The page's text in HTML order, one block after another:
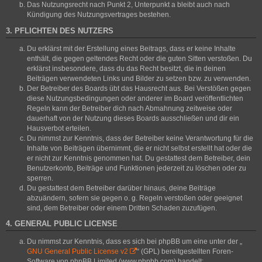
Das Nutzungsrecht nach Punkt 2, Unterpunkt a bleibt auch nach
Kündigung des Nutzungsvertrages bestehen.
3. PFLICHTEN DES NUTZERS
Du erklärst mit der Erstellung eines Beitrags, dass er keine Inhalte
enthält, die gegen geltendes Recht oder die guten Sitten verstoßen. Du
erklärst insbesondere, dass du das Recht besitzt, die in deinen
Beiträgen verwendeten Links und Bilder zu setzen bzw. zu verwenden.
Der Betreiber des Boards übt das Hausrecht aus. Bei Verstößen gegen
diese Nutzungsbedingungen oder anderer im Board veröffentlichten
Regeln kann der Betreiber dich nach Abmahnung zeitweise oder
dauerhaft von der Nutzung dieses Boards ausschließen und dir ein
Hausverbot erteilen.
Du nimmst zur Kenntnis, dass der Betreiber keine Verantwortung für die
Inhalte von Beiträgen übernimmt, die er nicht selbst erstellt hat oder die
er nicht zur Kenntnis genommen hat. Du gestattest dem Betreiber, dein
Benutzerkonto, Beiträge und Funktionen jederzeit zu löschen oder zu
sperren.
Du gestattest dem Betreiber darüber hinaus, deine Beiträge
abzuändern, sofern sie gegen o. g. Regeln verstoßen oder geeignet
sind, dem Betreiber oder einem Dritten Schaden zuzufügen.
4. GENERAL PUBLIC LICENSE
Du nimmst zur Kenntnis, dass es sich bei phpBB um eine unter der „
GNU General Public License v2
“ (GPL) bereitgestellten Foren-